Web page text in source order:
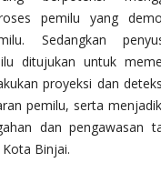
pemilu yang
Sedangkan
ditujukan untuk
proyeksi dan
pemilu, serta
dan pengawasan
Binjai.